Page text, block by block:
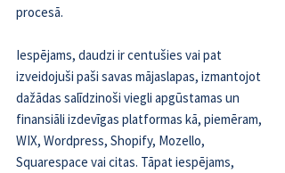
procesā.
Iespējams, daudzi ir centušies vai pat
izveidojuši paši savas mājaslapas, izmantojot
dažādas salīdzinoši viegli apgūstamas un
finansiāli izdevīgas platformas kā, piemēram,
WIX, Wordpress, Shopify, Mozello,
Squarespace vai citas. Tāpat iespējams,